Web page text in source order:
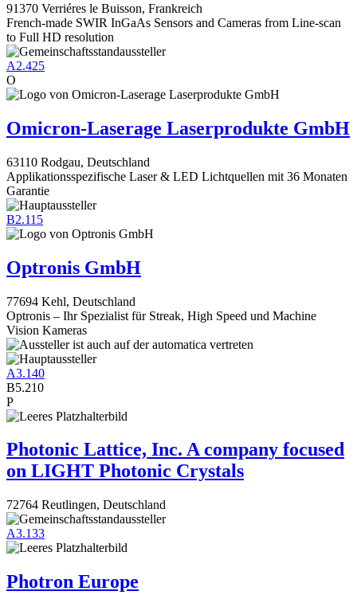
91370 Verriéres le Buisson, Frankreich
French-made SWIR InGaAs Sensors and Cameras from Line-scan
to Full HD resolution
A2.425
O
Omicron-Laserage Laserprodukte GmbH
63110 Rodgau, Deutschland
Applikationsspezifische Laser & LED Lichtquellen mit 36 Monaten
Garantie
B2.115
Optronis GmbH
77694 Kehl, Deutschland
Optronis – Ihr Spezialist für Streak, High Speed und Machine
Vision Kameras
A3.140
B5.210
P
Photonic Lattice, Inc. A company focused
on LIGHT Photonic Crystals
72764 Reutlingen, Deutschland
A3.133
Photron Europe